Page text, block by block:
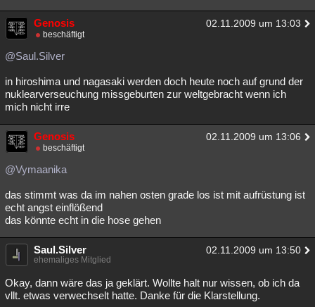
Genosis 02.11.2009 um 13:03
beschäftigt
@Saul.Silver
in hiroshima und nagasaki werden doch heute noch auf grund der
nuklearverseuchung missgeburten zur weltgebracht wenn ich
mich nicht irre
Genosis 02.11.2009 um 13:06
beschäftigt
@Vymaanika
das stimmt was da im nahen osten grade los ist mit aufrüstung ist
echt angst einflößend
das könnte echt in die hose gehen
Saul.Silver 02.11.2009 um 13:50
ehemaliges Mitglied
Okay, dann wäre das ja geklärt. Wollte halt nur wissen, ob ich da
vllt. etwas verwechselt hatte. Danke für die Klarstellung.